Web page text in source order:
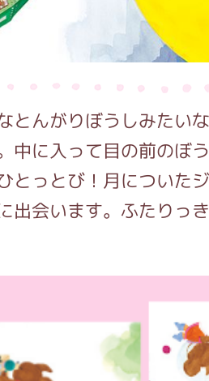
とんがりぼうしみたい
中に入って目の前のぼ
とっとび！月についた
出会います。ふたりっ
ル・コンサート
コンテンツ(クイズ・
キーズ！
こう 家庭科部